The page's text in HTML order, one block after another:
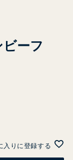
ビーフ
入りに登録する